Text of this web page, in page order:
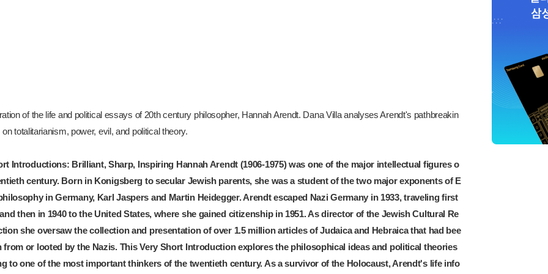
of the life and political essays of 20th century philosopher, Hannah Arendt. Dana Villa analyses Arendt's pathbreakin
totalitarianism, power, evil, and political theory.
Introductions: Brilliant, Sharp, Inspiring Hannah Arendt (1906-1975) was one of the major intellectual figures o
century. Born in Konigsberg to secular Jewish parents, she was a student of the two major exponents of E
in Germany, Karl Jaspers and Martin Heidegger. Arendt escaped Nazi Germany in 1933, traveling first
then in 1940 to the United States, where she gained citizenship in 1951. As director of the Jewish Cultural Re
she oversaw the collection and presentation of over 1.5 million articles of Judaica and Hebraica that had bee
from or looted by the Nazis. This Very Short Introduction explores the philosophical ideas and political theories
to one of the most important thinkers of the twentieth century. As a survivor of the Holocaust, Arendt's life info